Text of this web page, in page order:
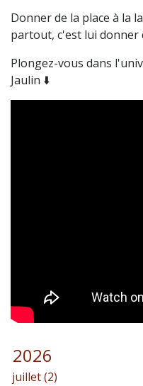
Donner de la place à la
partout, c'est lui donner
Plongez-vous dans
Jaulin ⬇️
2026
juillet (2)